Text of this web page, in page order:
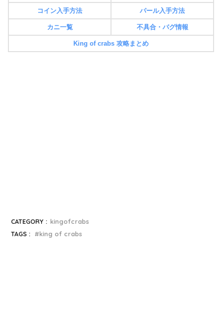
コイン入手方法 パール入手方法
カニ一覧 不具合・バグ情報
King of crabs 攻略まとめ
CATEGORY : kingofcrabs
TAGS :
king of crabs